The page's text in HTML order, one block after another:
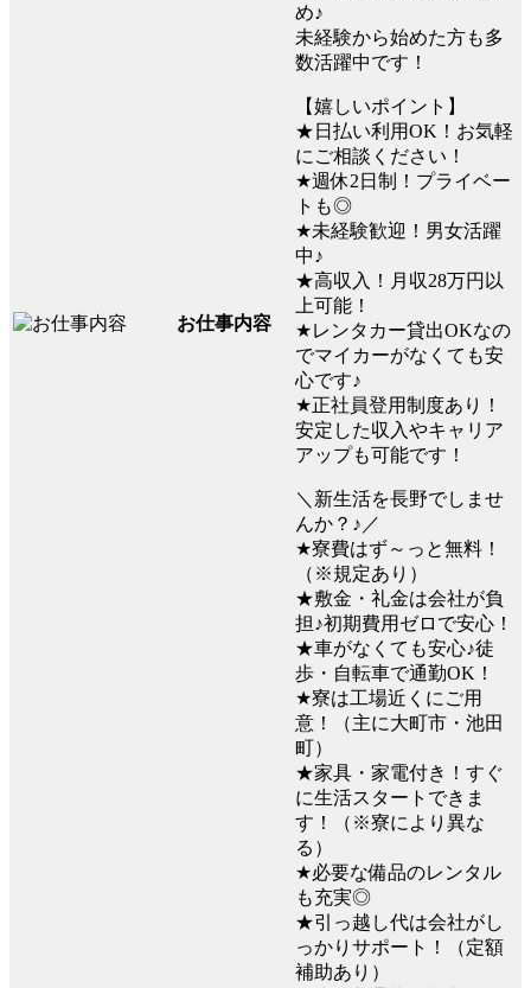
お仕事内容
め♪
未経験から始めた方も多
数活躍中です！
【嬉しいポイント】
★日払い利用OK！お気軽
にご相談ください！
★週休2日制！プライベー
トも◎
★未経験歓迎！男女活躍
中♪
★高収入！月収28万円以
上可能！
★レンタカー貸出OKなの
でマイカーがなくても安
心です♪
★正社員登用制度あり！
安定した収入やキャリア
アップも可能です！
＼新生活を長野でしませ
んか？♪／
★寮費はず～っと無料！
（※規定あり）
★敷金・礼金は会社が負
担♪初期費用ゼロで安心！
★車がなくても安心♪徒
歩・自転車で通勤OK！
★寮は工場近くにご用
意！（主に大町市・池田
町）
★家具・家電付き！すぐ
に生活スタートできま
す！（※寮により異な
る）
★必要な備品のレンタル
も充実◎
★引っ越し代は会社がし
っかりサポート！（定額
補助あり）